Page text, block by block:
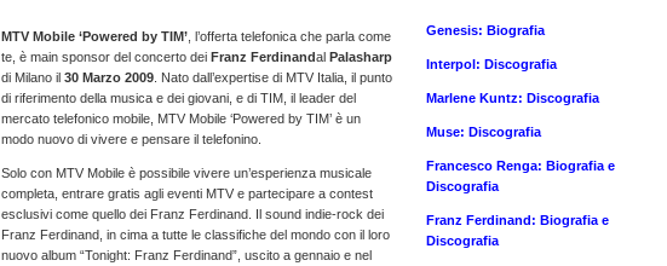
MTV Mobile ‘Powered by TIM’ , l’offerta telefonica che parla come
te, è main sponsor del concerto dei Franz Ferdinandal Palasharp
di Milano il 30 Marzo 2009 . Nato dall’expertise di MTV Italia, il punto
di riferimento della musica e dei giovani, e di TIM, il leader del
mercato telefonico mobile, MTV Mobile ‘Powered by TIM’ è un
modo nuovo di vivere e pensare il telefonino.
Solo con MTV Mobile è possibile vivere un’esperienza musicale
completa, entrare gratis agli eventi MTV e partecipare a contest
esclusivi come quello dei Franz Ferdinand. Il sound indie-rock dei
Franz Ferdinand, in cima a tutte le classifiche del mondo con il loro
nuovo album “Tonight: Franz Ferdinand”, uscito a gennaio e nel
Genesis: Biografia
Interpol: Discografia
Marlene Kuntz: Discografia
Muse: Discografia
Francesco Renga: Biografia e
Discografia
Franz Ferdinand: Biografia e
Discografia